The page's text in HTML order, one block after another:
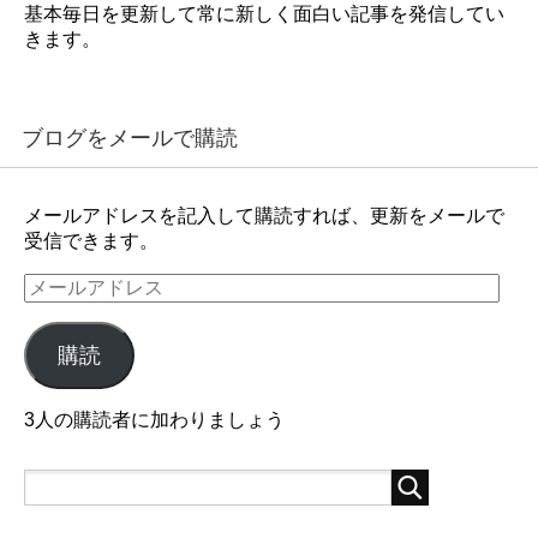
基本毎日を更新して常に新しく面白い記事を発信してい
きます。
ブログをメールで購読
メールアドレスを記入して購読すれば、更新をメールで
受信できます。
メ
ー
ル
ア
ド
レ
ス
購読
3人の購読者に加わりましょう